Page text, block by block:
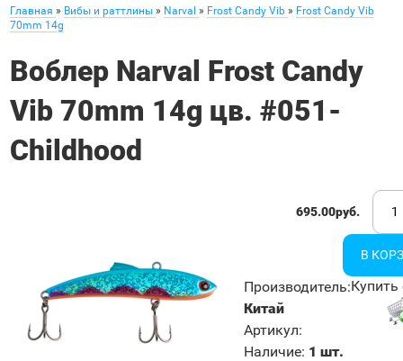
Главная » Вибы и раттлины » Narval » Frost Candy Vib » Frost Candy Vib
70mm 14g
Воблер Narval Frost Candy
Vib 70mm 14g цв. #051-
Childhood
695.00руб.
Производитель:
Китай
Артикул:
Наличие: 1 шт.
Купить